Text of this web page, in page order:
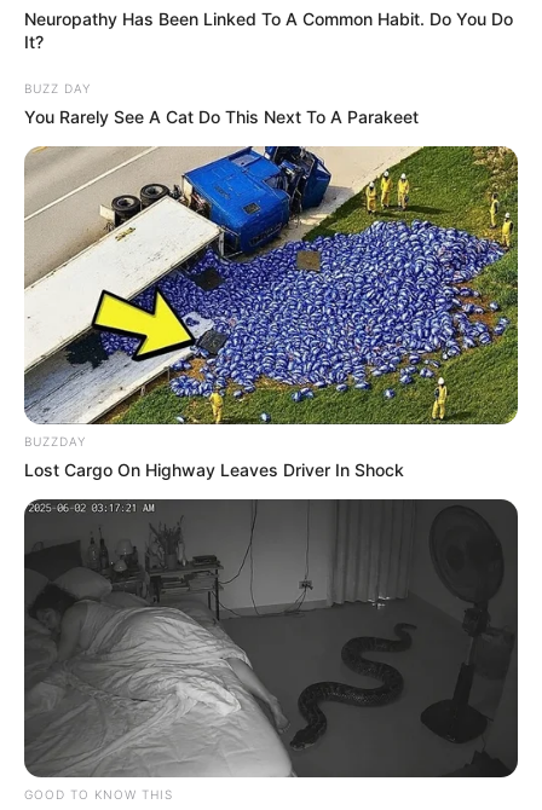
Neuropathy Has Been Linked To A Common Habit. Do You Do
It?
BUZZ DAY
You Rarely See A Cat Do This Next To A Parakeet
BUZZDAY
Lost Cargo On Highway Leaves Driver In Shock
GOOD TO KNOW THIS